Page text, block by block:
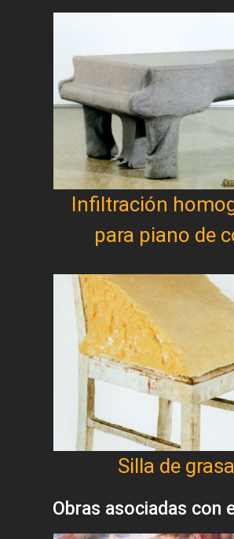
Infiltración
para piano de
Silla de grasa
Obras asociadas con